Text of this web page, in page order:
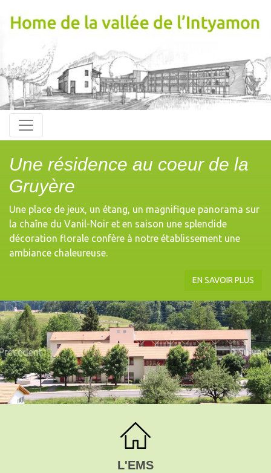
Une résidence au coeur de la
Gruyère
Une place de jeux, un étang, un magnifique panorama sur
la chaîne du Vanil-Noir et en saison une splendide
décoration florale confère à notre établissement une
ambiance chaleureuse.
EN SAVOIR PLUS
Suivant
L'EMS